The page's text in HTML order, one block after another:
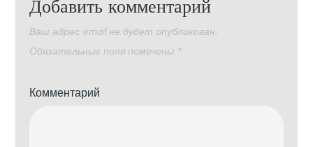
Добавить комментарий
Ваш адрес email не будет опубликован.
Обязательные поля помечены *
Комментарий